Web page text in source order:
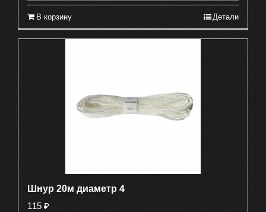
В корзину Детали
Шнур 20м диаметр 4
115 ₽